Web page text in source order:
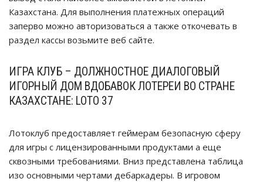
Казахстана. Для выполнения платежных операций
заперво можно авторизоваться а также откочевать в
раздел кассы возьмите веб сайте.
ИГРА КЛУБ – ДОЛЖНОСТНОЕ ДИАЛОГОВЫЙ
ИГОРНЫЙ ДОМ ВДОБАВОК ЛОТЕРЕИ ВО СТРАНЕ
КАЗАХСТАНЕ: LOTO 37
Лотоклуб предоставляет геймерам безопасную сферу
для игры с лицензированными продуктами а еще
сквозными требованиями. Вниз представлена таблица
изо основными чертами дебаркадеры. В игровом